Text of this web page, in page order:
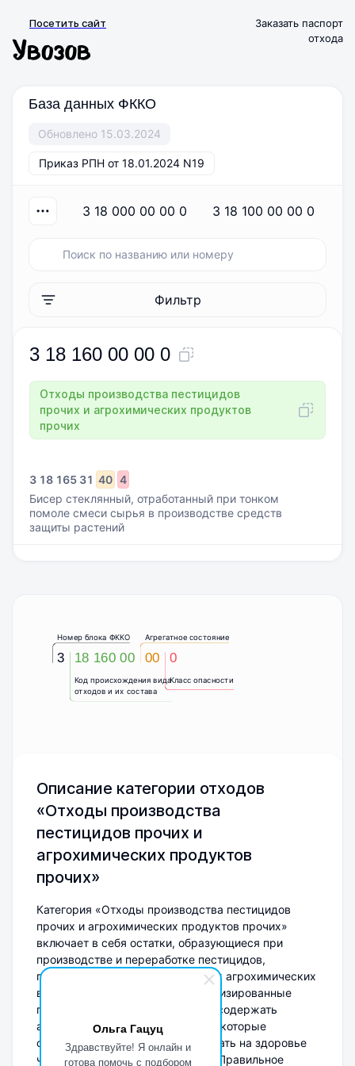
Ольга Гацуц
Здравствуйте! Я онлайн и
готова помочь с подбором
Посетить сайт
Заказать паспорт
отхода
База данных ФККО
Обновлено 15.03.2024
Приказ РПН от 18.01.2024 N19
3 18 000 00 00 0 3 18 100 00 00 0
Фильтр
3 18 160 00 00 0
Отходы производства пестицидов
прочих и агрохимических продуктов
прочих
3 18 165 31 40 4
Бисер стеклянный, отработанный при тонком
помоле смеси сырья в производстве средств
защиты растений
3
Номер блока ФККО
Код происхождения вида
отходов и их состава
18 160 00
Агрегатное состояние
00
Класс опасности
0
Описание категории отходов
«Отходы производства
пестицидов прочих и
агрохимических продуктов
прочих»
Категория «Отходы производства пестицидов
прочих и агрохимических продуктов прочих»
включает в себя остатки, образующиеся при
производстве и переработке пестицидов,
гербицидов, фунгицидов и других агрохимических
веществ, не вошедших в специализированные
подкатегории. Эти отходы могут содержать
активные химические вещества, которые
способны негативно воздействовать на здоровье
человека и окружающую среду. Правильное